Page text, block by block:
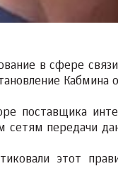
в сфере
Кабмина
поставщика
сетям передачи
этот